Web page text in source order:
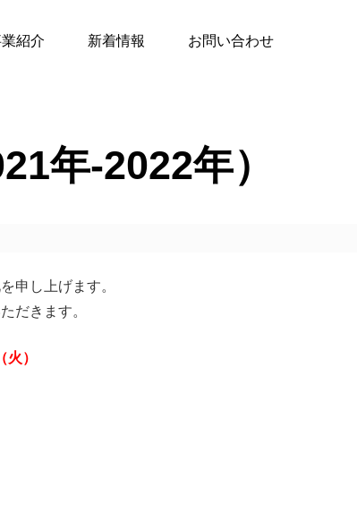
紹介 新着情報 お問い合わせ
年-2022年）
申し上げます。
だきます。
）